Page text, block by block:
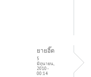
ยายอิ๊ด
5
มิถุนายน,
2010 -
00:14